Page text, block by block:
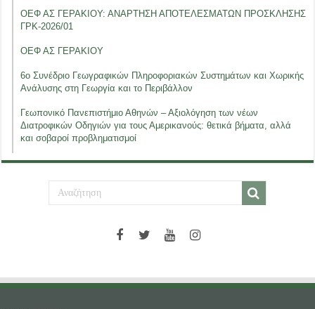
ΟΕΦ ΑΣ ΓΕΡΑΚΙΟΥ: ΑΝΑΡΤΗΣΗ ΑΠΟΤΕΛΕΣΜΑΤΩΝ ΠΡΟΣΚΛΗΣΗΣ
ΓΡΚ-2026/01
ΟΕΦ ΑΣ ΓΕΡΑΚΙΟΥ
6ο Συνέδριο Γεωγραφικών Πληροφοριακών Συστημάτων και Χωρικής
Ανάλυσης στη Γεωργία και το Περιβάλλον
Γεωπονικό Πανεπιστήμιο Αθηνών – Αξιολόγηση των νέων
Διατροφικών Οδηγιών για τους Αμερικανούς: θετικά βήματα, αλλά
και σοβαροί προβληματισμοί